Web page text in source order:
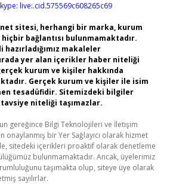
live:.cid.575569c608265c69
sitesi, herhangi bir marka, kurum
bağlantısı bulunmamaktadır.
hazırladığımız makaleler
yer alan içerikler haber niteliği
kurum ve kişiler hakkında
Gerçek kurum ve kişiler ile isim
tesadüfidir. Sitemizdeki bilgiler
niteliği taşımazlar.
gereğince Bilgi Teknolojileri ve İletişim
onaylanmış bir Yer Sağlayıcı olarak hizmet
sitedeki içerikleri proaktif olarak denetleme
bulunmamaktadır. Ancak, üyelerimiz
taşımakta olup, siteye üye olarak
sayılırlar.